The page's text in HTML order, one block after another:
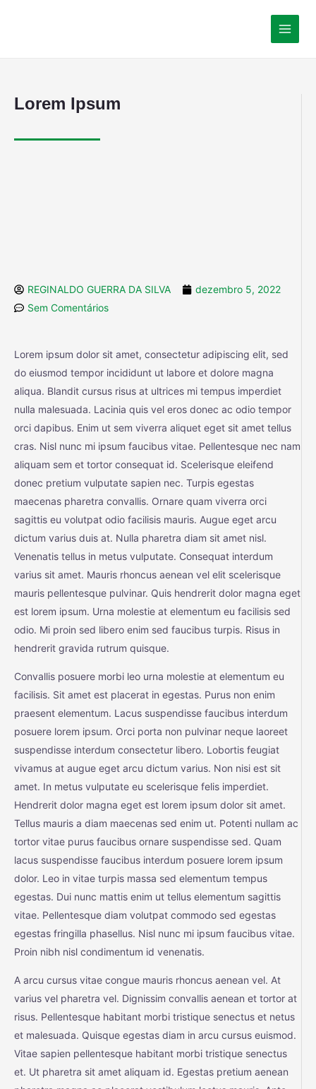
Lorem Ipsum
REGINALDO GUERRA DA SILVA
dezembro 5, 2022
Sem Comentários
Lorem ipsum dolor sit amet, consectetur adipiscing elit, sed
do eiusmod tempor incididunt ut labore et dolore magna
aliqua. Blandit cursus risus at ultrices mi tempus imperdiet
nulla malesuada. Lacinia quis vel eros donec ac odio tempor
orci dapibus. Enim ut sem viverra aliquet eget sit amet tellus
cras. Nisl nunc mi ipsum faucibus vitae. Pellentesque nec nam
aliquam sem et tortor consequat id. Scelerisque eleifend
donec pretium vulputate sapien nec. Turpis egestas
maecenas pharetra convallis. Ornare quam viverra orci
sagittis eu volutpat odio facilisis mauris. Augue eget arcu
dictum varius duis at. Nulla pharetra diam sit amet nisl.
Venenatis tellus in metus vulputate. Consequat interdum
varius sit amet. Mauris rhoncus aenean vel elit scelerisque
mauris pellentesque pulvinar. Quis hendrerit dolor magna eget
est lorem ipsum. Urna molestie at elementum eu facilisis sed
odio. Mi proin sed libero enim sed faucibus turpis. Risus in
hendrerit gravida rutrum quisque.
Convallis posuere morbi leo urna molestie at elementum eu
facilisis. Sit amet est placerat in egestas. Purus non enim
praesent elementum. Lacus suspendisse faucibus interdum
posuere lorem ipsum. Orci porta non pulvinar neque laoreet
suspendisse interdum consectetur libero. Lobortis feugiat
vivamus at augue eget arcu dictum varius. Non nisi est sit
amet. In metus vulputate eu scelerisque felis imperdiet.
Hendrerit dolor magna eget est lorem ipsum dolor sit amet.
Tellus mauris a diam maecenas sed enim ut. Potenti nullam ac
tortor vitae purus faucibus ornare suspendisse sed. Quam
lacus suspendisse faucibus interdum posuere lorem ipsum
dolor. Leo in vitae turpis massa sed elementum tempus
egestas. Dui nunc mattis enim ut tellus elementum sagittis
vitae. Pellentesque diam volutpat commodo sed egestas
egestas fringilla phasellus. Nisl nunc mi ipsum faucibus vitae.
Proin nibh nisl condimentum id venenatis.
A arcu cursus vitae congue mauris rhoncus aenean vel. At
varius vel pharetra vel. Dignissim convallis aenean et tortor at
risus. Pellentesque habitant morbi tristique senectus et netus
et malesuada. Quisque egestas diam in arcu cursus euismod.
Vitae sapien pellentesque habitant morbi tristique senectus
et. Ut pharetra sit amet aliquam id. Egestas pretium aenean